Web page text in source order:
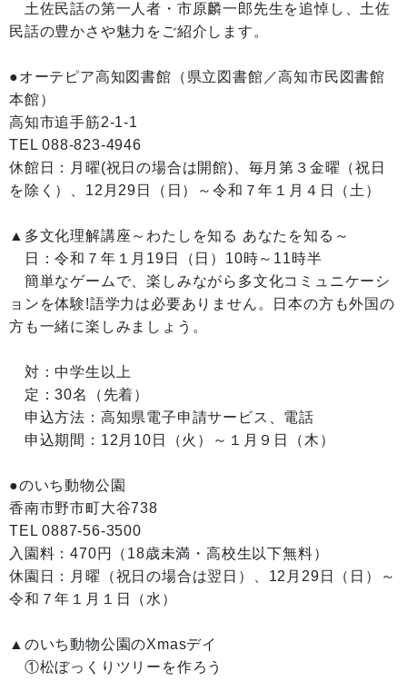
土佐民話の第一人者・市原麟一郎先生を追悼し、土佐
民話の豊かさや魅力をご紹介します。
●オーテピア高知図書館（県立図書館／高知市民図書館
本館）
高知市追手筋2-1-1
TEL 088-823-4946
休館日：月曜(祝日の場合は開館)、毎月第３金曜（祝日
を除く）、12月29日（日）～令和７年１月４日（土）
▲多文化理解講座～わたしを知る あなたを知る～
日：令和７年１月19日（日）10時～11時半
簡単なゲームで、楽しみながら多文化コミュニケーシ
ョンを体験!語学力は必要ありません。日本の方も外国の
方も一緒に楽しみましょう。
対：中学生以上
定：30名（先着）
申込方法：高知県電子申請サービス、電話
申込期間：12月10日（火）～１月９日（木）
●のいち動物公園
香南市野市町大谷738
TEL 0887-56-3500
入園料：470円（18歳未満・高校生以下無料）
休園日：月曜（祝日の場合は翌日）、12月29日（日）～
令和７年１月１日（水）
▲のいち動物公園のXmasデイ
①松ぼっくりツリーを作ろう